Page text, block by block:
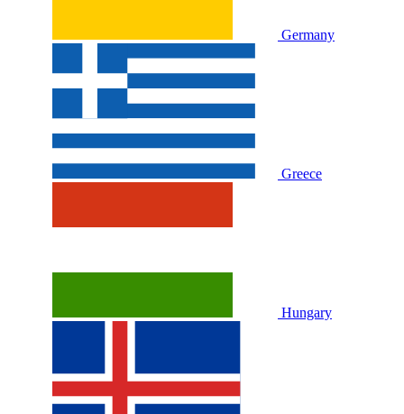
Germany
Greece
Hungary